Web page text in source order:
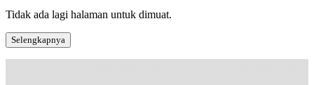
Tidak ada lagi halaman untuk dimuat.
Selengkapnya